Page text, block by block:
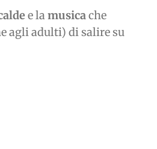
e lamusicache
agli adulti) di salire su